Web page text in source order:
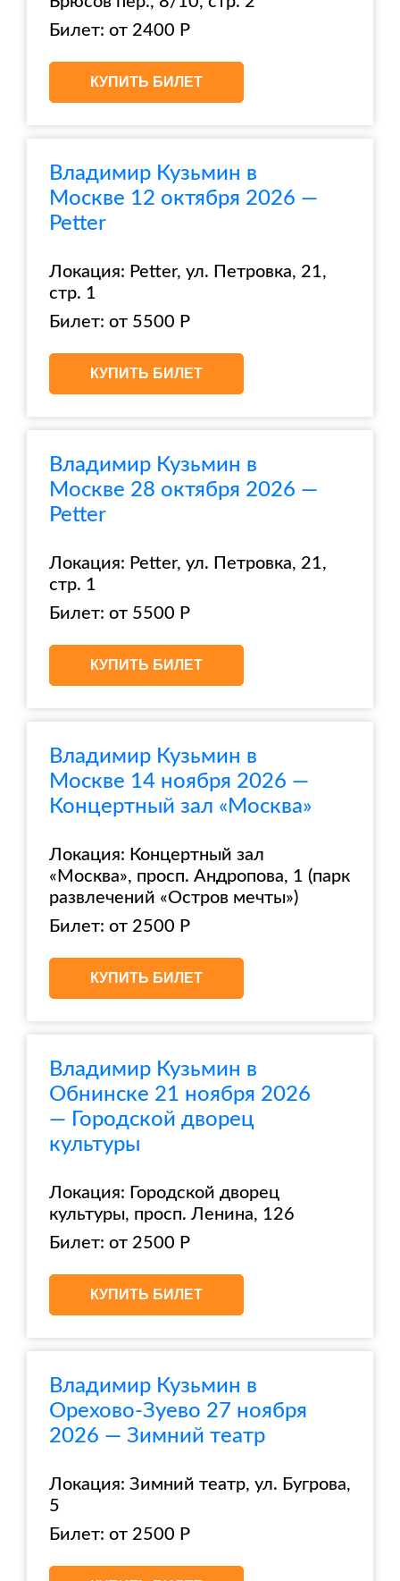
Билет: от 2400 Р
КУПИТЬ БИЛЕТ
Владимир Кузьмин в
Москве 12 октября 2026 —
Petter
Локация: Petter, ул. Петровка, 21,
стр. 1
Билет: от 5500 Р
КУПИТЬ БИЛЕТ
Владимир Кузьмин в
Москве 28 октября 2026 —
Petter
Локация: Petter, ул. Петровка, 21,
стр. 1
Билет: от 5500 Р
КУПИТЬ БИЛЕТ
Владимир Кузьмин в
Москве 14 ноября 2026 —
Концертный зал «Москва»
Локация: Концертный зал
«Москва», просп. Андропова, 1 (парк
развлечений «Остров мечты»)
Билет: от 2500 Р
КУПИТЬ БИЛЕТ
Владимир Кузьмин в
Обнинске 21 ноября 2026
— Городской дворец
культуры
Локация: Городской дворец
культуры, просп. Ленина, 126
Билет: от 2500 Р
КУПИТЬ БИЛЕТ
Владимир Кузьмин в
Орехово-Зуево 27 ноября
2026 — Зимний театр
Локация: Зимний театр, ул. Бугрова,
5
Билет: от 2500 Р